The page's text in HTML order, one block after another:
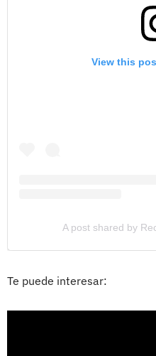
View this
A post shared by
Te puede interesar: